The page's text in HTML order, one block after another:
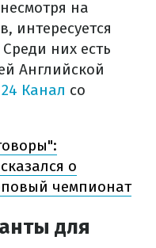
на
интересуется
них есть
Английской
24 Канал со
о
чемпионат
для